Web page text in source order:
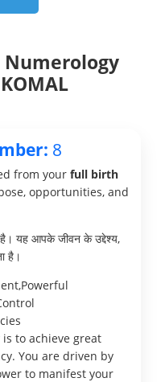
Numerology
8
from your full birth
opportunities, and
यह आपके जीवन के उद्देश्य,
है।
to achieve great
You are driven by
to manifest your